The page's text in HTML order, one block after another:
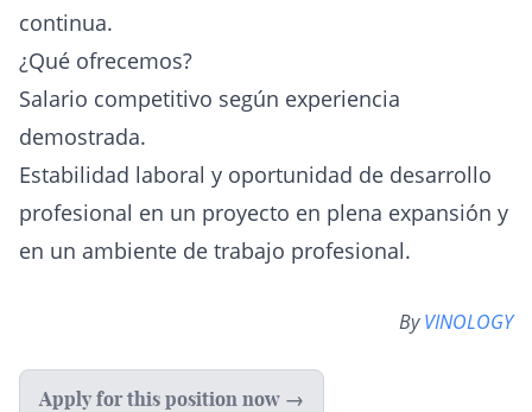
continua.
¿Qué ofrecemos?
Salario competitivo según experiencia
demostrada.
Estabilidad laboral y oportunidad de desarrollo
profesional en un proyecto en plena expansión y
en un ambiente de trabajo profesional.
ByVINOLOGY
Apply for this position now →